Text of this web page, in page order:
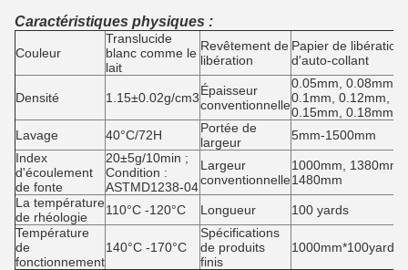
Caractéristiques physiques :
Couleur
Translucide
blanc comme le
lait
Revêtement de
libération
Papier de libération
d'auto-collant
Densité 1.15±0.02g/cm3Épaisseur
conventionnelle
0.05mm, 0.08mm,
0.1mm, 0.12mm,
0.15mm, 0.18mm
Lavage
40°C/72H
Portée de
largeur
5mm-1500mm
Index
d'écoulement
de fonte
20±5g/10min ;
Condition :
ASTMD1238-04
Largeur
conventionnelle
1000mm, 1380mm,
1480mm
La température
de rhéologie
110°C -120°C Longueur
100 yards
Température
de
fonctionnement
140°C -170°C
Spécifications
de produits
finis
1000mm*100yards/